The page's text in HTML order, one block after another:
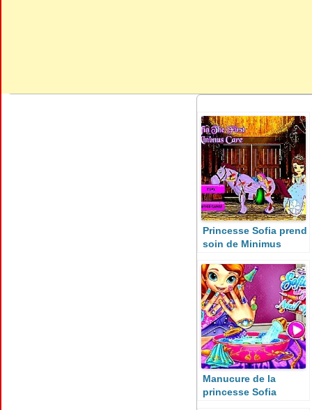
Princesse Sofia prend
soin de Minimus
Manucure de la
princesse Sofia